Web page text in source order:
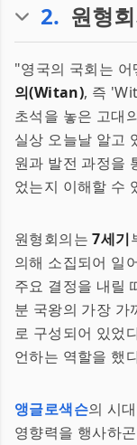
2. 원형
"영국의 국회는
의(Witan), 즉
초석을 놓은 고대
실상 오늘날 알고
원과 발전 과정을
었는지 이해할 수
원형회의는7세기
의해 소집되어 일
주요 결정을 내릴
분 국왕의 가장 가
로 구성되어 있었
언하는 역할을 했
앵글로색슨의 시
영향력을 행사하